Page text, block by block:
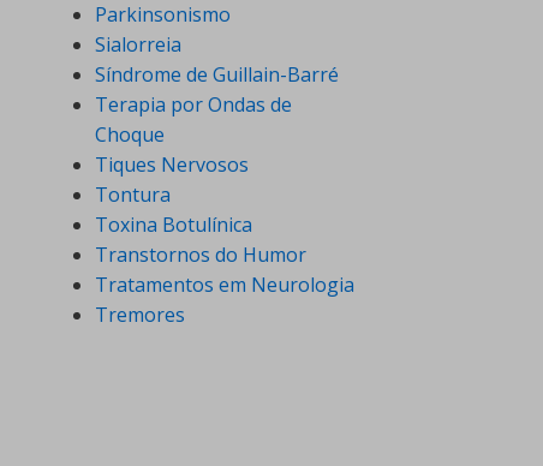
Parkinsonismo
Sialorreia
Síndrome de Guillain-Barré
Terapia por Ondas de
Choque
Tiques Nervosos
Tontura
Toxina Botulínica
Transtornos do Humor
Tratamentos em Neurologia
Tremores